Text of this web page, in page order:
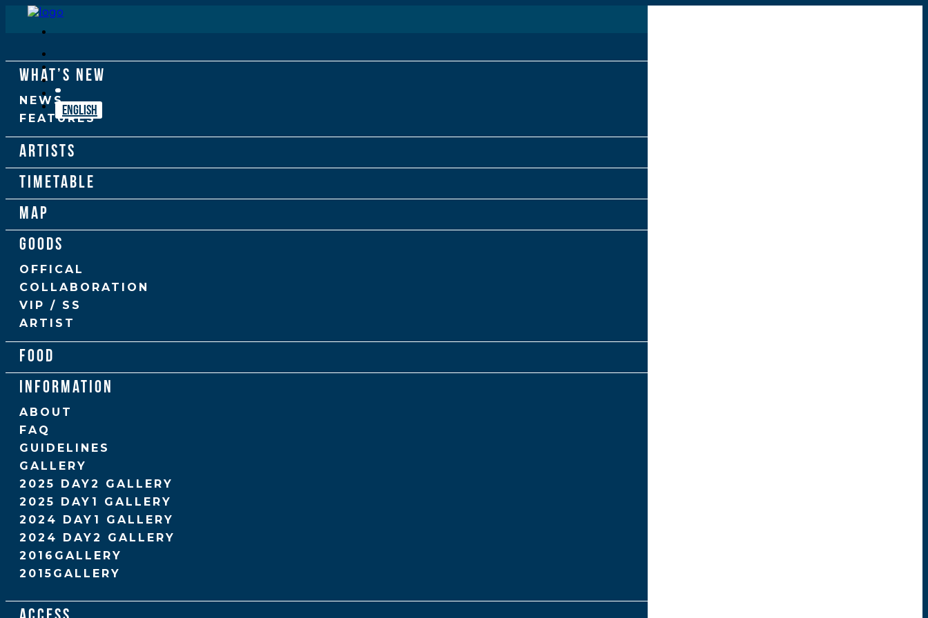
ENGLISH
WHAT’S NEW
NEWS
FEATURES
ARTISTS
TIMETABLE
MAP
GOODS
OFFICAL
COLLABORATION
VIP / SS
ARTIST
FOOD
INFORMATION
ABOUT
FAQ
GUIDELINES
GALLERY
2025 DAY2 GALLERY
2025 DAY1 GALLERY
2024 DAY1 GALLERY
2024 DAY2 GALLERY
2016GALLERY
2015GALLERY